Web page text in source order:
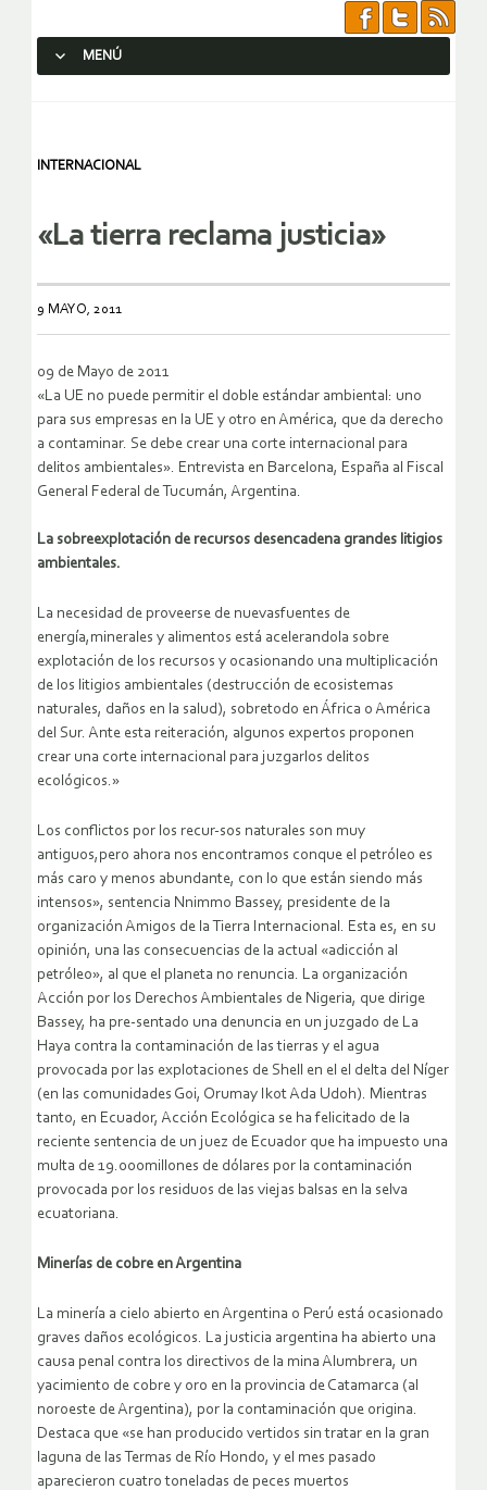
MENÚ
INTERNACIONAL
«La tierra reclama justicia»
9 MAYO, 2011
09 de Mayo de 2011
«La UE no puede permitir el doble estándar ambiental: uno
para sus empresas en la UE y otro en América, que da derecho
a contaminar. Se debe crear una corte internacional para
delitos ambientales». Entrevista en Barcelona, España al Fiscal
General Federal de Tucumán, Argentina.
La sobreexplotación de recursos desencadena grandes litigios
ambientales.
La necesidad de proveerse de nuevasfuentes de
energía,minerales y alimentos está acelerandola sobre
explotación de los recursos y ocasionando una multiplicación
de los litigios ambientales (destrucción de ecosistemas
naturales, daños en la salud), sobretodo en África o América
del Sur. Ante esta reiteración, algunos expertos proponen
crear una corte internacional para juzgarlos delitos
ecológicos.»
Los conflictos por los recur-sos naturales son muy
antiguos,pero ahora nos encontramos conque el petróleo es
más caro y menos abundante, con lo que están siendo más
intensos», sentencia Nnimmo Bassey, presidente de la
organización Amigos de la Tierra Internacional. Esta es, en su
opinión, una las consecuencias de la actual «adicción al
petróleo», al que el planeta no renuncia. La organización
Acción por los Derechos Ambientales de Nigeria, que dirige
Bassey, ha pre-sentado una denuncia en un juzgado de La
Haya contra la contaminación de las tierras y el agua
provocada por las explotaciones de Shell en el el delta del Níger
(en las comunidades Goi, Orumay Ikot Ada Udoh). Mientras
tanto, en Ecuador, Acción Ecológica se ha felicitado de la
reciente sentencia de un juez de Ecuador que ha impuesto una
multa de 19.000millones de dólares por la contaminación
provocada por los residuos de las viejas balsas en la selva
ecuatoriana.
Minerías de cobre en Argentina
La minería a cielo abierto en Argentina o Perú está ocasionado
graves daños ecológicos. La justicia argentina ha abierto una
causa penal contra los directivos de la mina Alumbrera, un
yacimiento de cobre y oro en la provincia de Catamarca (al
noroeste de Argentina), por la contaminación que origina.
Destaca que «se han producido vertidos sin tratar en la gran
laguna de las Termas de Río Hondo, y el mes pasado
aparecieron cuatro toneladas de peces muertos